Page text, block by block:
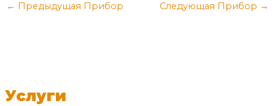
Услуги
← Предыдущая Прибор Следующая Прибор →